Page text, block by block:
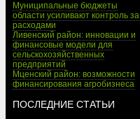
Муниципальные бюджеты
области усиливают контроль за
расходами
Ливенский район: инновации и
финансовые модели для
сельскохозяйственных
предприятий
Мценский район: возможности
финансирования агробизнеса
ПОСЛЕДНИЕ СТАТЬИ